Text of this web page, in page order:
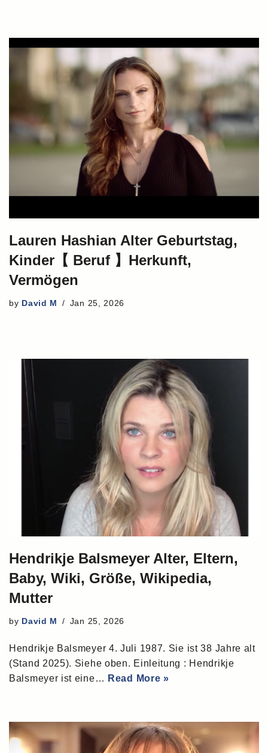
Lauren Hashian Alter Geburtstag,
Kinder【 Beruf 】Herkunft,
Vermögen
by David M Jan 25, 2026
Hendrikje Balsmeyer Alter, Eltern,
Baby, Wiki, Größe, Wikipedia,
Mutter
by David M Jan 25, 2026
Hendrikje Balsmeyer 4. Juli 1987. Sie ist 38 Jahre alt
(Stand 2025). Siehe oben. Einleitung : Hendrikje
Balsmeyer ist eine… Read More »